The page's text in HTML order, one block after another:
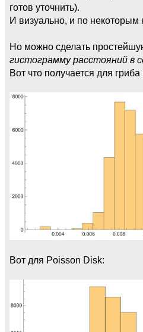
готов уточнить).
И визуально, и по некоторым
Но можно сделать
гистограмму расстояний в
Вот что получается для
Вот для Poisson Disk: